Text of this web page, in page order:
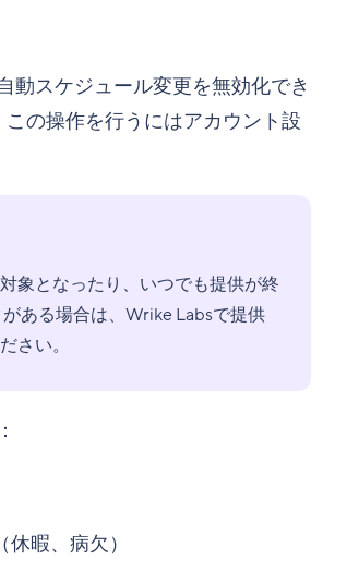
動スケジュール変更を無効化でき
の操作を行うにはアカウント設
象となったり、いつでも提供が終
ある場合は、Wrike Labsで提供
さい。
暇、病欠）